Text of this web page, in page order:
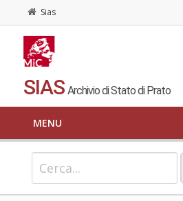
Sias
SIAS Archivio di Stato di Prato
MENU